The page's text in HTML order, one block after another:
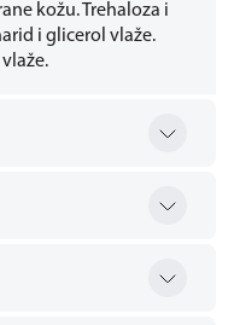
kožu. Trehaloza i
i glicerol vlaže.